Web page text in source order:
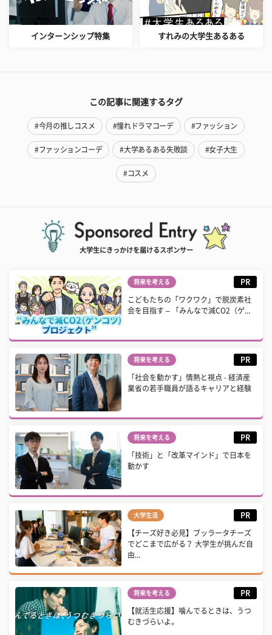
インターンシップ特集 すれみの大学生あるある
この記事に関連するタグ
#今月の推しコスメ #憧れドラマコーデ #ファッション
#ファッションコーデ #大学あるある失敗談 #女子大生
#コスメ
大学生にきっかけを届けるスポンサー
将来を考える PR
こどもたちの「ワクワク」で脱炭素社
会を目指す – 「みんなで減CO2（ゲ...
将来を考える PR
「社会を動かす」情熱と視点 - 経済産
業省の若手職員が語るキャリアと経験
将来を考える PR
「技術」と「改革マインド」で日本を
動かす
大学生活 PR
【チーズ好き必見】ブッラータチーズ
でどこまで広がる？ 大学生が挑んだ自
由...
将来を考える PR
【就活生応援】噛んでるときは、うつ
むきづらいよ。